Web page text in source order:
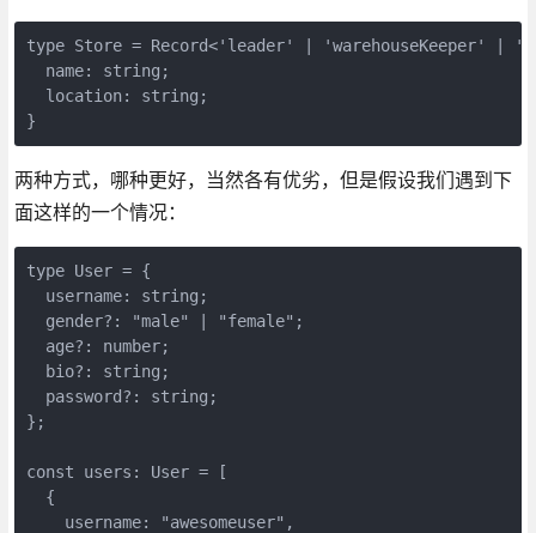
type Store = Record<'leader' | 'warehouseKeeper' |
  name: string;
  location: string;
}
两种方式，哪种更好，当然各有优劣，但是假设我们遇到下
面这样的一个情况：
type User = {
  username: string;
  gender?: "male" | "female";
  age?: number;
  bio?: string;
  password?: string;
};
const users: User = [
  {
    username: "awesomeuser",